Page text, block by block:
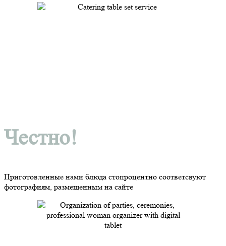
Честно!
Приготовленные нами блюда стопроцентно соответсвуют
фотографиям, размещенным на сайте